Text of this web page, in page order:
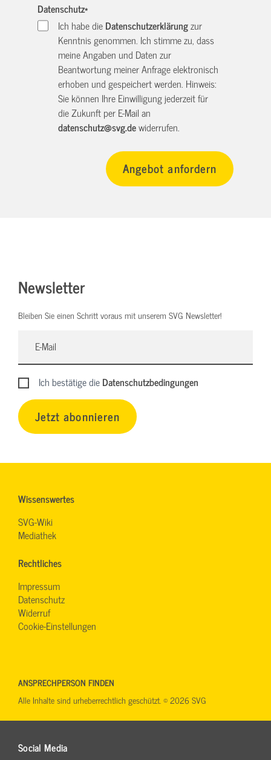
Datenschutz*
Ich habe dieDatenschutzerklärungzur
Kenntnis genommen. Ich stimme zu, dass
meine Angaben und Daten zur
Beantwortung meiner Anfrage elektronisch
erhoben und gespeichert werden. Hinweis:
Sie können Ihre Einwilligung jederzeit für
die Zukunft per E-Mail an
datenschutz@svg.dewiderrufen.
Newsletter
Bleiben Sie einen Schritt voraus mit unserem SVG Newsletter!
Ich bestätige dieDatenschutzbedingungen
Jetzt abonnieren
Wissenswertes
SVG-Wiki
Mediathek
Rechtliches
Impressum
Datenschutz
Widerruf
Cookie-Einstellungen
Social Media
ANSPRECHPERSON FINDEN
Alle Inhalte sind urheberrechtlich geschützt. © 2026 SVG